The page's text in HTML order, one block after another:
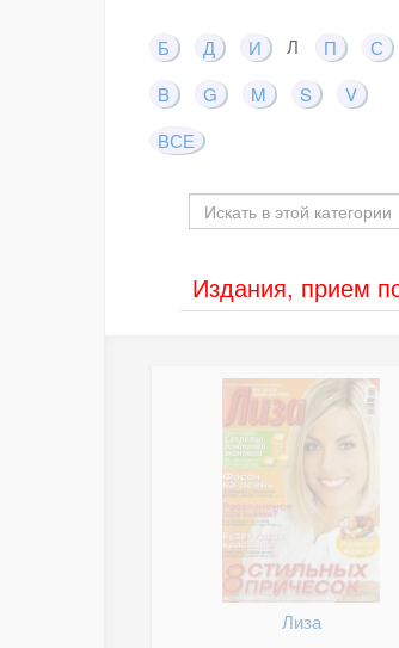
Б Д И Л П С
B
G M S
V
ВСЕ
Издания, прием
Лиза